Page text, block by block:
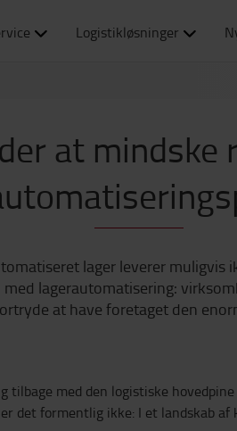
Logistikløsninger
at mindske
lager leverer
lagerautomatisering:
at have foretaget den
med den logistiske
det formentlig ikke: I et landskab